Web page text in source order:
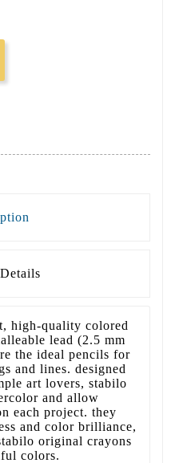
high-quality colored
lead (2.5 mm
the ideal pencils for
and lines. designed
art lovers, stabilo
and allow
each project. they
and color brilliance,
original crayons
colors.